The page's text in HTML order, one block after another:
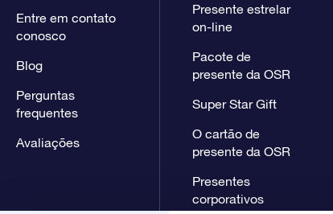
Entre em contato
conosco
Blog
Perguntas
frequentes
Avaliações
Presente estrelar
on-line
Pacote de
presente da OSR
Super Star Gift
O cartão de
presente da OSR
Presentes
corporativos